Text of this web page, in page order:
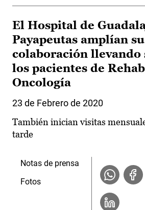
El Hospital de
Payapeutas amplían su
colaboración llevando
los pacientes de
Oncología
23 de Febrero de 2020
También inician visitas
tarde
Notas de prensa
Fotos